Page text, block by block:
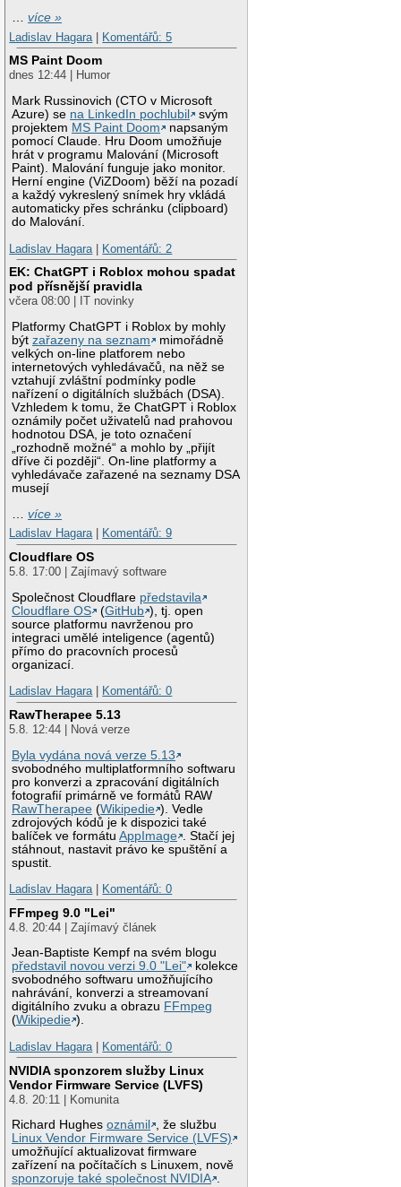
…více »
Ladislav Hagara
Komentářů: 5
MS Paint Doom
dnes 12:44 | Humor
Mark Russinovich (CTO v Microsoft
Azure) se na LinkedIn pochlubil
svým
projektem MS Paint Doom
napsaným
pomocí Claude. Hru Doom umožňuje
hrát v programu Malování (Microsoft
Paint). Malování funguje jako monitor.
Herní engine (ViZDoom) běží na pozadí
a každý vykreslený snímek hry vkládá
automaticky přes schránku (clipboard)
do Malování.
Ladislav Hagara
Komentářů: 2
EK: ChatGPT i Roblox mohou spadat
pod přísnější pravidla
včera 08:00 | IT novinky
Platformy ChatGPT i Roblox by mohly
býtzařazeny na seznam
mimořádně
velkých on-line platforem nebo
internetových vyhledávačů, na něž se
vztahují zvláštní podmínky podle
nařízení o digitálních službách (DSA).
Vzhledem k tomu, že ChatGPT i Roblox
oznámily počet uživatelů nad prahovou
hodnotou DSA, je toto označení
„rozhodně možné“ a mohlo by „přijít
dříve či později“. On-line platformy a
vyhledávače zařazené na seznamy DSA
musejí
…více »
Ladislav Hagara| Komentářů: 9
Cloudflare OS
5.8. 17:00 | Zajímavý software
Společnost Cloudflare představila
Cloudflare OS
(GitHub ), tj. open
source platformu navrženou pro
integraci umělé inteligence (agentů)
přímo do pracovních procesů
organizací.
Ladislav Hagara| Komentářů: 0
RawTherapee 5.13
5.8. 12:44 | Nová verze
Byla vydána nová verze 5.13
svobodného multiplatformního softwaru
pro konverzi a zpracování digitálních
fotografií primárně ve formátů RAW
RawTherapee (Wikipedie ). Vedle
zdrojových kódů je k dispozici také
balíček ve formátuAppImage
. Stačí jej
stáhnout, nastavit právo ke spuštění a
spustit.
Ladislav Hagara| Komentářů: 0
FFmpeg 9.0 "Lei"
4.8. 20:44 | Zajímavý článek
Jean-Baptiste Kempf na svém blogu
představil novou verzi 9.0 "Lei"
kolekce
svobodného softwaru umožňujícího
nahrávání, konverzi a streamovaní
digitálního zvuku a obrazu FFmpeg
(Wikipedie ).
Ladislav Hagara| Komentářů: 0
NVIDIA sponzorem služby Linux
Vendor Firmware Service (LVFS)
4.8. 20:11 | Komunita
Richard Hughesoznámil
, že službu
Linux Vendor Firmware Service (LVFS)
umožňující aktualizovat firmware
zařízení na počítačích s Linuxem, nově
sponzoruje také společnost NVIDIA .